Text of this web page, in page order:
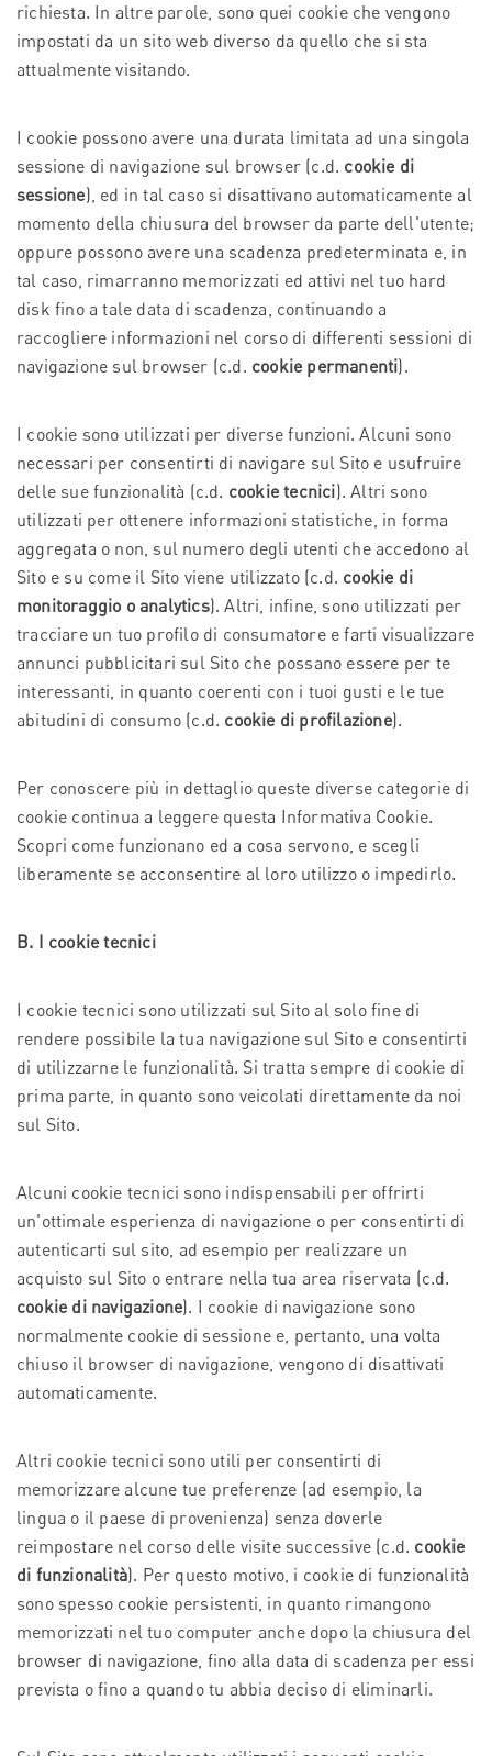
richiesta. In altre parole, sono quei cookie che vengono
impostati da un sito web diverso da quello che si sta
attualmente visitando.
I cookie possono avere una durata limitata ad una singola
sessione di navigazione sul browser (c.d. cookie di
sessione), ed in tal caso si disattivano automaticamente al
momento della chiusura del browser da parte dell'utente;
oppure possono avere una scadenza predeterminata e, in
tal caso, rimarranno memorizzati ed attivi nel tuo hard
disk fino a tale data di scadenza, continuando a
raccogliere informazioni nel corso di differenti sessioni di
navigazione sul browser (c.d. cookie permanenti).
I cookie sono utilizzati per diverse funzioni. Alcuni sono
necessari per consentirti di navigare sul Sito e usufruire
delle sue funzionalità (c.d. cookie tecnici). Altri sono
utilizzati per ottenere informazioni statistiche, in forma
aggregata o non, sul numero degli utenti che accedono al
Sito e su come il Sito viene utilizzato (c.d. cookie di
monitoraggio o analytics). Altri, infine, sono utilizzati per
tracciare un tuo profilo di consumatore e farti visualizzare
annunci pubblicitari sul Sito che possano essere per te
interessanti, in quanto coerenti con i tuoi gusti e le tue
abitudini di consumo (c.d. cookie di profilazione).
Per conoscere più in dettaglio queste diverse categorie di
cookie continua a leggere questa Informativa Cookie.
Scopri come funzionano ed a cosa servono, e scegli
liberamente se acconsentire al loro utilizzo o impedirlo.
B. I cookie tecnici
I cookie tecnici sono utilizzati sul Sito al solo fine di
rendere possibile la tua navigazione sul Sito e consentirti
di utilizzarne le funzionalità. Si tratta sempre di cookie di
prima parte, in quanto sono veicolati direttamente da noi
sul Sito.
Alcuni cookie tecnici sono indispensabili per offrirti
un'ottimale esperienza di navigazione o per consentirti di
autenticarti sul sito, ad esempio per realizzare un
acquisto sul Sito o entrare nella tua area riservata (c.d.
cookie di navigazione). I cookie di navigazione sono
normalmente cookie di sessione e, pertanto, una volta
chiuso il browser di navigazione, vengono di disattivati
automaticamente.
Altri cookie tecnici sono utili per consentirti di
memorizzare alcune tue preferenze (ad esempio, la
lingua o il paese di provenienza) senza doverle
reimpostare nel corso delle visite successive (c.d. cookie
di funzionalità). Per questo motivo, i cookie di funzionalità
sono spesso cookie persistenti, in quanto rimangono
memorizzati nel tuo computer anche dopo la chiusura del
browser di navigazione, fino alla data di scadenza per essi
prevista o fino a quando tu abbia deciso di eliminarli.